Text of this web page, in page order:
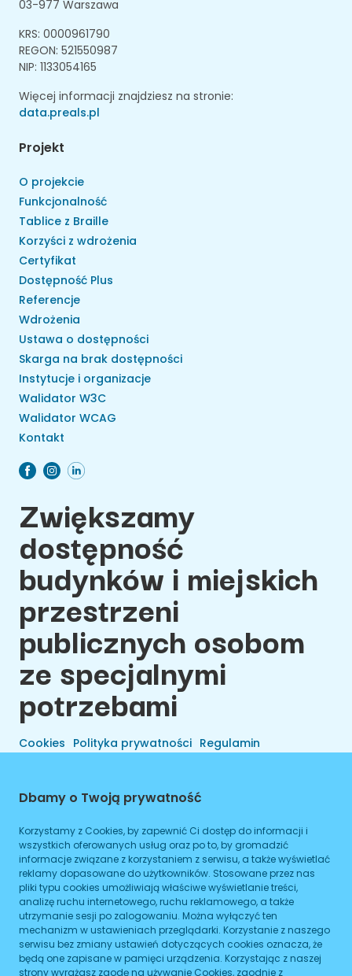
03-977 Warszawa
KRS: 0000961790
REGON: 521550987
NIP: 1133054165
Więcej informacji znajdziesz na stronie:
data.preals.pl
Projekt
O projekcie
Funkcjonalność
Tablice z Braille
Korzyści z wdrożenia
Certyfikat
Dostępność Plus
Referencje
Wdrożenia
Ustawa o dostępności
Skarga na brak dostępności
Instytucje i organizacje
Walidator W3C
Walidator WCAG
Kontakt
Zwiększamy
dostępność
budynków i miejskich
przestrzeni
publicznych osobom
ze specjalnymi
potrzebami
Cookies Polityka prywatności Regulamin
Dbamy o Twoją prywatność
Korzystamy z Cookies, by zapewnić Ci dostęp do informacji i
wszystkich oferowanych usług oraz po to, by gromadzić
informacje związane z korzystaniem z serwisu, a także wyświetlać
reklamy dopasowane do użytkowników. Stosowane przez nas
pliki typu cookies umożliwiają właściwe wyświetlanie treści,
analizę ruchu internetowego, ruchu reklamowego, a także
utrzymanie sesji po zalogowaniu. Można wyłączyć ten
mechanizm w ustawieniach przeglądarki. Korzystanie z naszego
serwisu bez zmiany ustawień dotyczących cookies oznacza, że
będą one zapisane w pamięci urządzenia. Korzystając z naszej
strony wyrażasz zgodę na używanie Cookies, zgodnie z
Wszelkie Prawa Zastrzeżone © 2026 Preals Data.
Wykonanie
Cookies